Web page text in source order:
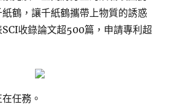
紙鶴，讓千紙鶴攜帶上物質的誘惑
收錄論文超500篇，申請專利超
任務。